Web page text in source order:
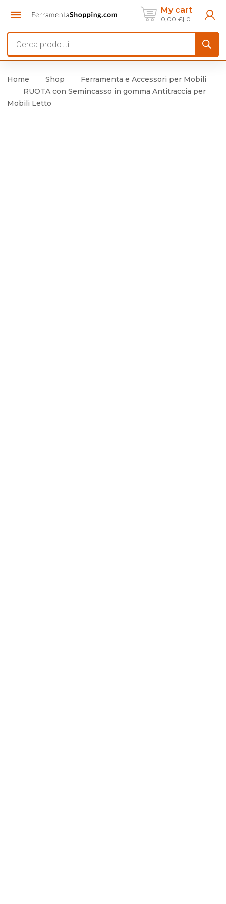
My cart
0,00 € 0
search
Home Shop
Ferramenta e Accessori per Mobili
RUOTA con Semincasso in gomma Antitraccia per
Mobili Letto